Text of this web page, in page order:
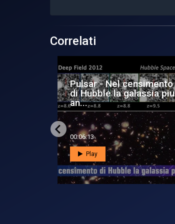
Correlati
Pulsar - Nel censimento
di Hubble la galassia piu
an...
00:06:13
Play